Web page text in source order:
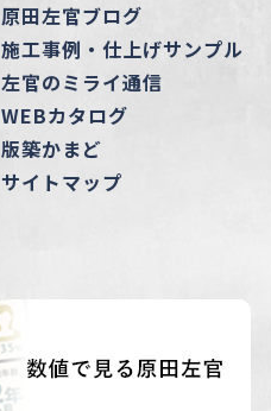
原田左官ブログ
施工事例・仕上げサンプル
左官のミライ通信
WEBカタログ
版築かまど
サイトマップ